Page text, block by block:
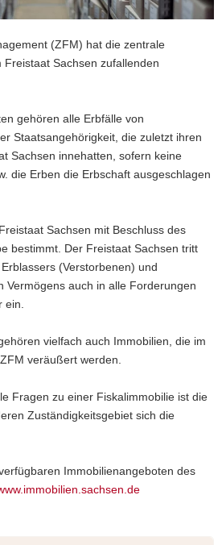
(ZFM) hat die zentrale
Sachsen zufallenden
gehören alle Erbfälle von
Staatsangehörigkeit, die zuletzt ihren
Sachsen innehatten, sofern keine
die Erben die Erbschaft ausgeschlagen
Sachsen mit Beschluss des
bestimmt. Der Freistaat Sachsen tritt
(Verstorbenen) und
Vermögens auch in alle Forderungen
vielfach auch Immobilien, die im
veräußert werden.
Fragen zu einer Fiskalimmobilie ist die
Zuständigkeitsgebiet sich die
Immobilienangeboten des